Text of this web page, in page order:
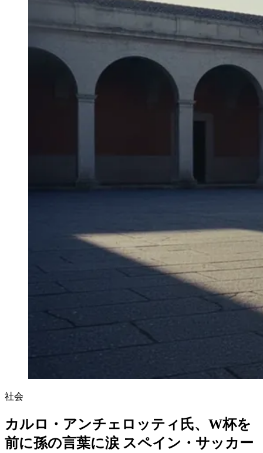
社会
カルロ・アンチェロッティ氏、W杯を
前に孫の言葉に涙 スペイン・サッカー